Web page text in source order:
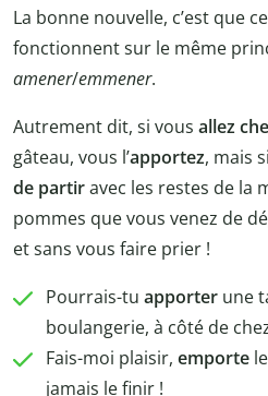
La bonne nouvelle, c’est que
fonctionnent sur le même
amener/emmener.
Autrement dit, si vous allez
gâteau, vous l’apportez, mais si
de partiravec les restes de la
pommes que vous venez de
et sans vous faire prier !
Pourrais-tu apporter une
boulangerie, à côté de
Fais-moi plaisir, emporte
jamais le finir !